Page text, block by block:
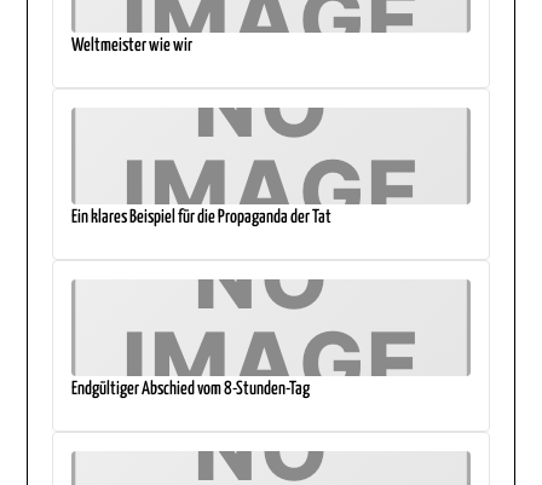
Weltmeister wie wir
Ein klares Beispiel für die Propaganda der Tat
Endgültiger Abschied vom 8-Stunden-Tag